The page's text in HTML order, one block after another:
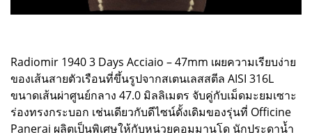
Radiomir 1940 3 Days Acciaio – 47mm เผยความเรียบง่าย
ของเส้นสายตัวเรือนที่ขึ้นรูปจากสเตนเลสสตีล AISI 316L
ขนาดเส้นผ่าศูนย์กลาง 47.0 มิลลิเมตร จับคู่กับเม็ดมะยมเซาะ
ร่องทรงกระบอก เช่นเดียวกับดีไซน์ดั้งเดิมของรุ่นที่ Officine
Panerai ผลิตเป็นพิเศษให้กับหน่วยคอมมานโด นักประดาน้ำ